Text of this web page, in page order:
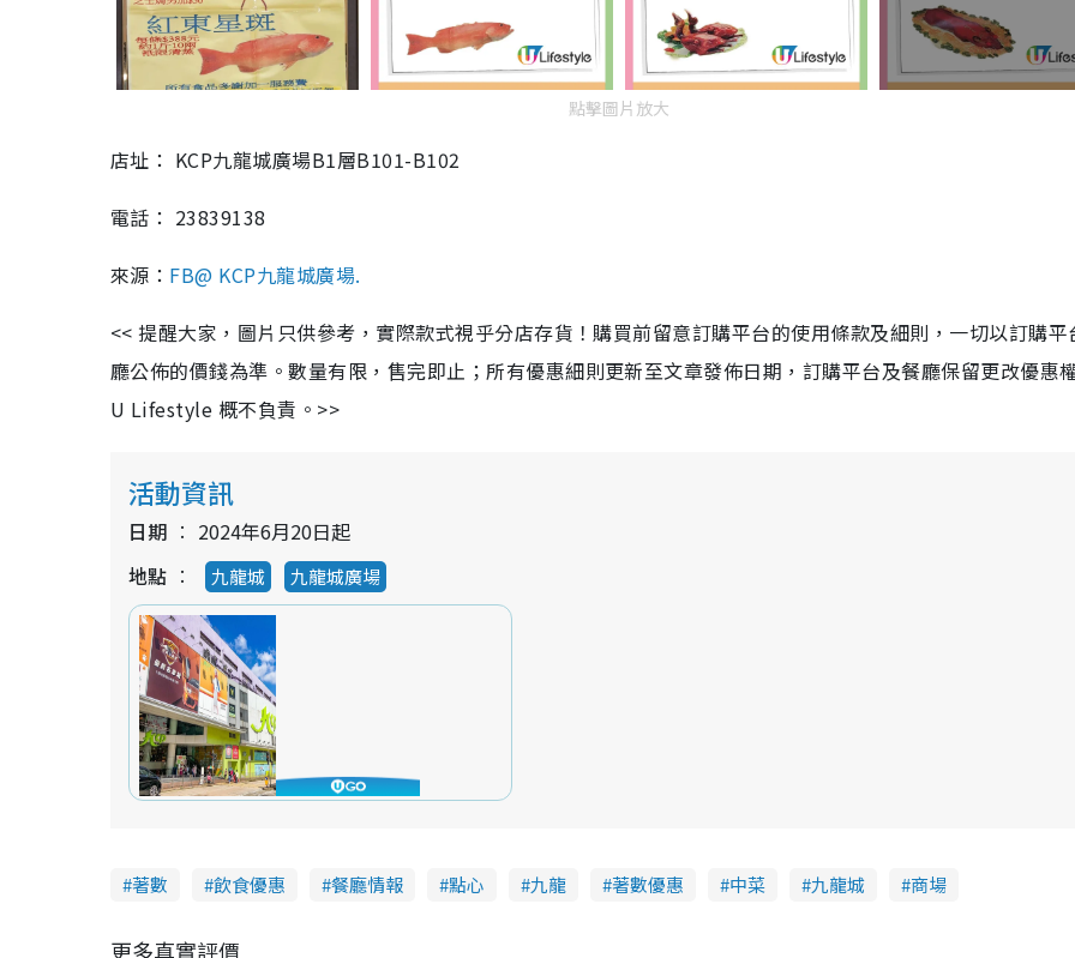
i
m
點擊圖片放大
店址： KCP九龍城廣場B1層B101-B102
電話： 23839138
來源： FB@ KCP九龍城廣場.
<< 提醒大家，圖片只供參考，實際款式視乎分店存貨！購買前留意訂購平台的使用條款及細則，一切以訂購平
廳公佈的價錢為準。數量有限，售完即止；所有優惠細則更新至文章發佈日期，訂購平台及餐廳保留更改優惠
U Lifestyle 概不負責。>>
活動資訊
日期
2024年6月20日起
地點
九龍城 九龍城廣場
著數 飲食優惠 餐廳情報 點心 九龍 著數優惠 中菜 九龍城 商場
更多真實評價